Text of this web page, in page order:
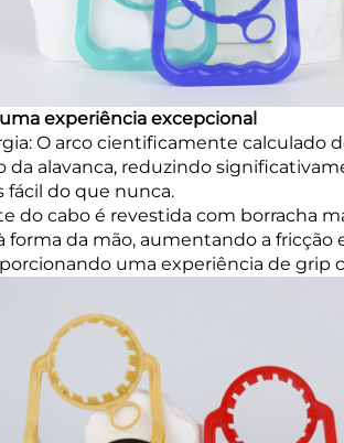
experiência excepcional
O arco cientificamente calculado
alavanca, reduzindo
fácil do que nunca.
do cabo é revestida com borracha
da mão, aumentando a fricção
uma experiência de grip